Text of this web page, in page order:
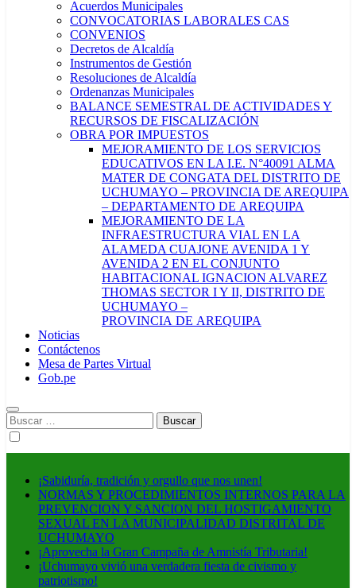
Acuerdos Municipales
CONVOCATORIAS LABORALES CAS
CONVENIOS
Decretos de Alcaldía
Instrumentos de Gestión
Resoluciones de Alcaldía
Ordenanzas Municipales
BALANCE SEMESTRAL DE ACTIVIDADES Y
RECURSOS DE FISCALIZACIÓN
OBRA POR IMPUESTOS
MEJORAMIENTO DE LOS SERVICIOS
EDUCATIVOS EN LA I.E. N°40091 ALMA
MATER DE CONGATA DEL DISTRITO DE
UCHUMAYO – PROVINCIA DE AREQUIPA
– DEPARTAMENTO DE AREQUIPA
MEJORAMIENTO DE LA
INFRAESTRUCTURA VIAL EN LA
ALAMEDA CUAJONE AVENIDA 1 Y
AVENIDA 2 EN EL CONJUNTO
HABITACIONAL IGNACION ALVAREZ
THOMAS SECTOR I Y II, DISTRITO DE
UCHUMAYO –
PROVINCIA DE AREQUIPA
Noticias
Contáctenos
Mesa de Partes Virtual
Gob.pe
Buscar:
¡Sabiduría, tradición y orgullo que nos unen!
NORMAS Y PROCEDIMIENTOS INTERNOS PARA LA
PREVENCION Y SANCION DEL HOSTIGAMIENTO
SEXUAL EN LA MUNICIPALIDAD DISTRITAL DE
UCHUMAYO
¡Aprovecha la Gran Campaña de Amnistía Tributaria!
¡Uchumayo vivió una verdadera fiesta de civismo y
patriotismo!